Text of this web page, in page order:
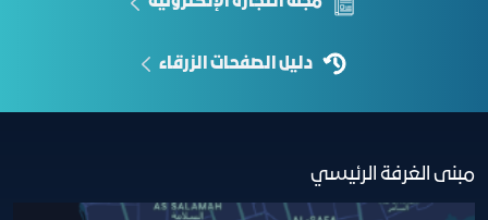
دليل الصفحات الزرقاء
مبنى الغرفة الرئيسي